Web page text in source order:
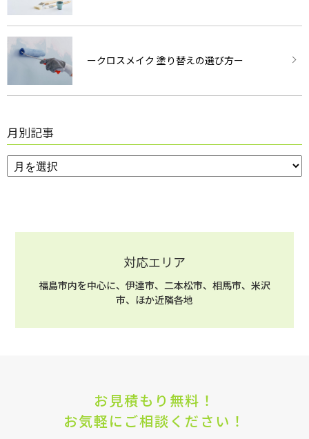
ークロスメイク 塗り替えの選び方ー
月別記事
対応エリア
福島市内を中心に、伊達市、二本松市、相馬市、米沢
市、ほか近隣各地
お見積もり無料！
お気軽にご相談ください！